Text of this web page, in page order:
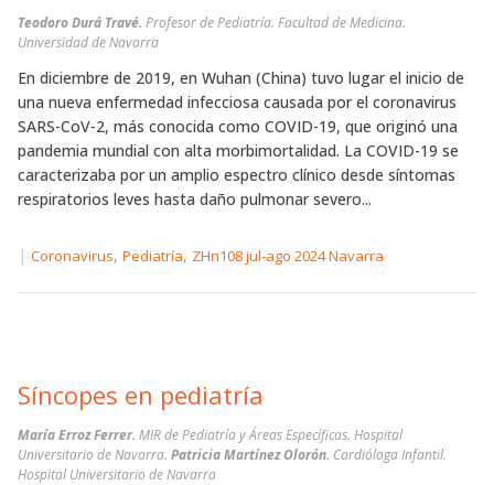
Teodoro Durá Travé.
Universidad de Navarra
En diciembre de 2019, en Wuhan (China) tuvo lugar el inicio de
una nueva enfermedad infecciosa causada por el coronavirus
SARS-CoV-2, más conocida como COVID-19, que originó una
pandemia mundial con alta morbimortalidad. La COVID-19 se
caracterizaba por un amplio espectro clínico desde síntomas
respiratorios leves hasta daño pulmonar severo...
| Coronavirus, Pediatría, ZHn108 jul-ago 2024 Navarra
Síncopes en pediatría
María Erroz Ferrer. MIR de Pediatría y Áreas Específicas. Hospital
Universitario de Navarra. Patricia Martínez Olorón. Cardióloga Infantil.
Hospital Universitario de Navarra